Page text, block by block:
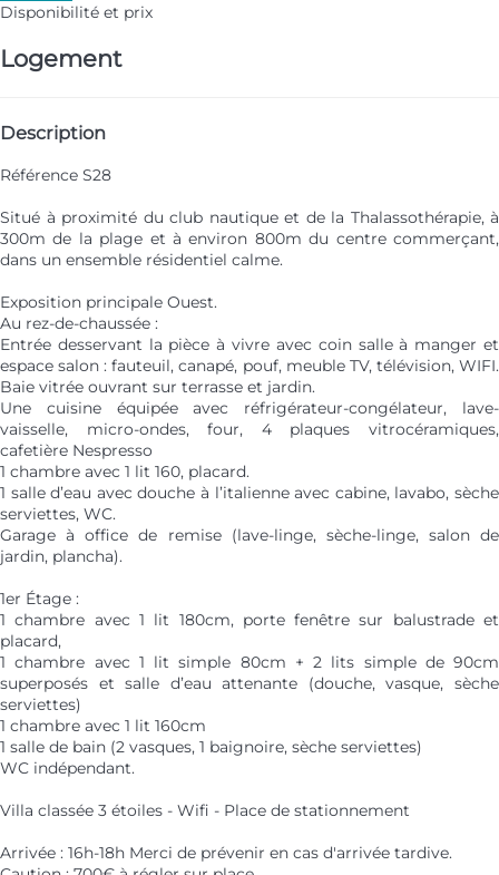
Disponibilité et prix
Logement
Description
Référence S28
Situé à proximité du club nautique et de la Thalassothérapie, à
300m de la plage et à environ 800m du centre commerçant,
dans un ensemble résidentiel calme.
Exposition principale Ouest.
Au rez-de-chaussée :
Entrée desservant la pièce à vivre avec coin salle à manger et
espace salon : fauteuil, canapé, pouf, meuble TV, télévision, WIFI.
Baie vitrée ouvrant sur terrasse et jardin.
Une cuisine équipée avec réfrigérateur-congélateur, lave-
vaisselle, micro-ondes, four, 4 plaques vitrocéramiques,
cafetière Nespresso
1 chambre avec 1 lit 160, placard.
1 salle d’eau avec douche à l’italienne avec cabine, lavabo, sèche
serviettes, WC.
Garage à office de remise (lave-linge, sèche-linge, salon de
jardin, plancha).
1er Étage :
1 chambre avec 1 lit 180cm, porte fenêtre sur balustrade et
placard,
1 chambre avec 1 lit simple 80cm + 2 lits simple de 90cm
superposés et salle d’eau attenante (douche, vasque, sèche
serviettes)
1 chambre avec 1 lit 160cm
1 salle de bain (2 vasques, 1 baignoire, sèche serviettes)
WC indépendant.
Villa classée 3 étoiles - Wifi - Place de stationnement
Arrivée : 16h-18h Merci de prévenir en cas d'arrivée tardive.